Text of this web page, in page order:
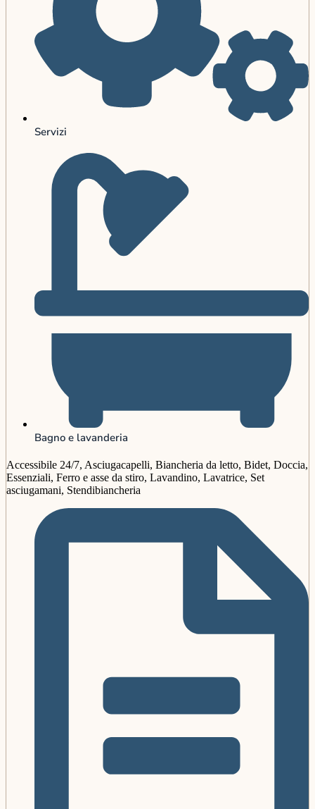
Servizi
Bagno e lavanderia
Accessibile 24/7, Asciugacapelli, Biancheria da letto, Bidet, Doccia,
Essenziali, Ferro e asse da stiro, Lavandino, Lavatrice, Set
asciugamani, Stendibiancheria